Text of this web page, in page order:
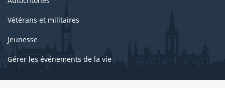
Vétérans et militaires
Jeunesse
Gérer les événements de la vie